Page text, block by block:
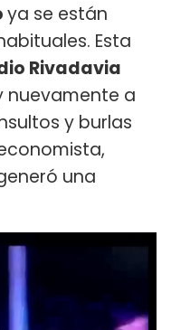
ya se están
Esta
Rivadavia
nuevamente a
y burlas
una